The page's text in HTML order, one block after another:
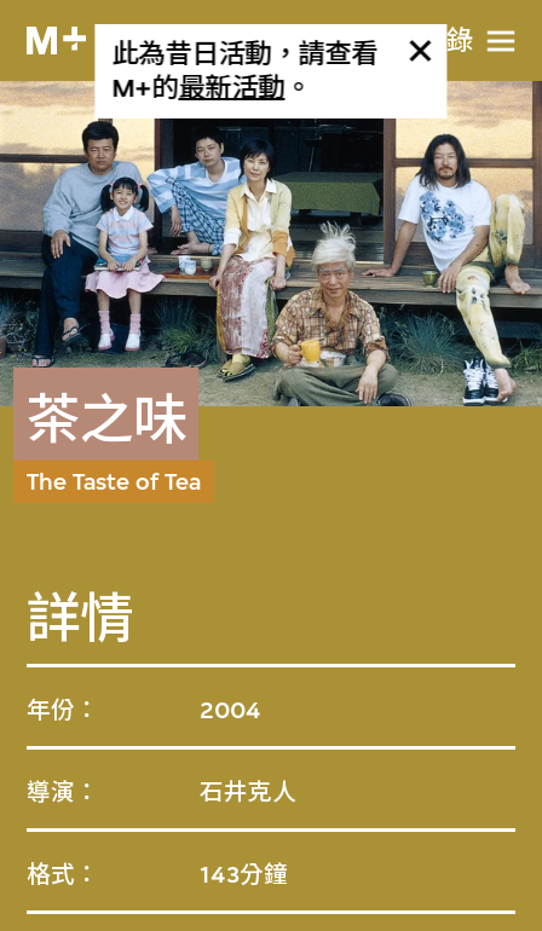
目​錄
此為昔日活動，請查看
M+的最新活動 。
茶之味
The Taste of Tea
詳情
年份： 2004
導演： 石井克人
格式： 143分鐘